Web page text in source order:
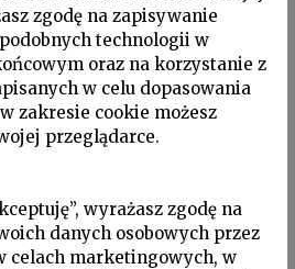
zgodę na zapisywanie
technologii w
oraz na korzystanie z
w celu dopasowania
zakresie cookie możesz
przeglądarce.
wyrażasz zgodę na
danych osobowych przez
celach marketingowych, w